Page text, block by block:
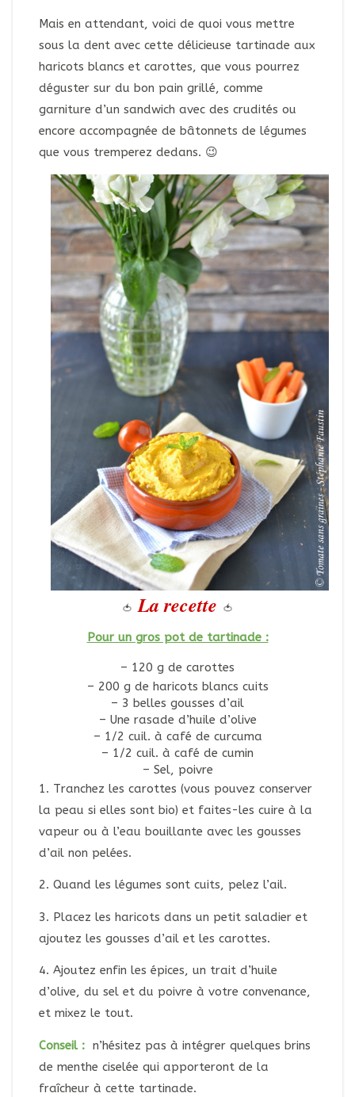
Mais en attendant, voici de quoi vous mettre
sous la dent avec cette délicieuse tartinade aux
haricots blancs et carottes, que vous pourrez
déguster sur du bon pain grillé, comme
garniture d’un sandwich avec des crudités ou
encore accompagnée de bâtonnets de légumes
que vous tremperez dedans. 😉
🍅 La recette 🍅
Pour un gros pot de tartinade :
– 120 g de carottes
– 200 g de haricots blancs cuits
– 3 belles gousses d’ail
– Une rasade d’huile d’olive
– 1/2 cuil. à café de curcuma
– 1/2 cuil. à café de cumin
– Sel, poivre
1. Tranchez les carottes (vous pouvez conserver
la peau si elles sont bio) et faites-les cuire à la
vapeur ou à l’eau bouillante avec les gousses
d’ail non pelées.
2. Quand les légumes sont cuits, pelez l’ail.
3. Placez les haricots dans un petit saladier et
ajoutez les gousses d’ail et les carottes.
4. Ajoutez enfin les épices, un trait d’huile
d’olive, du sel et du poivre à votre convenance,
et mixez le tout.
Conseil : n’hésitez pas à intégrer quelques brins
de menthe ciselée qui apporteront de la
fraîcheur à cette tartinade.